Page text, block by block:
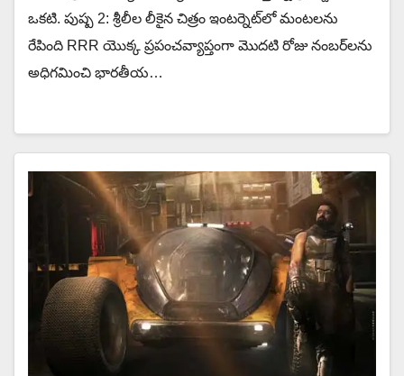
ఒకటి. పుష్ప 2: శ్రీలీల లీకైన చిత్రం ఇంటర్నెట్‌లో మంటలను
రేపింది RRR యొక్క ప్రపంచవ్యాప్తంగా మొదటి రోజు నంబర్‌లను
అధిగమించి భారతీయ…